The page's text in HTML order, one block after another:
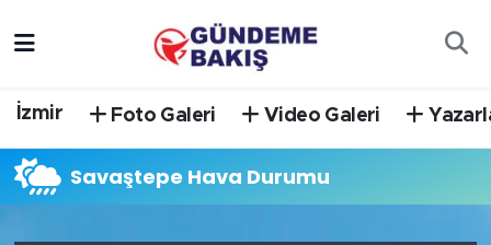
İzmir Foto Galeri Video Galeri
Savaştepe Hava Durumu
DÜNYA
Trafik Durumu